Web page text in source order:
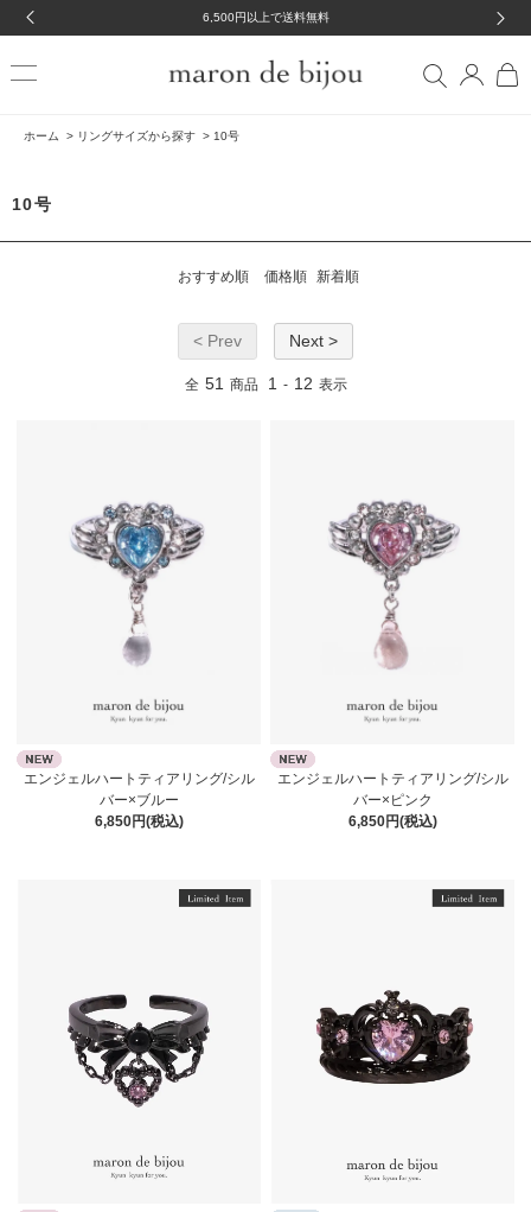
6,500円以上で送料無料
ホーム > リングサイズから探す > 10号
10号
おすすめ順 価格順 新着順
< Prev Next >
全 51 商品 1 - 12 表示
エンジェルハートティアリング/シル
バー×ブルー
6,850円(税込)
エンジェルハートティアリング/シル
バー×ピンク
6,850円(税込)